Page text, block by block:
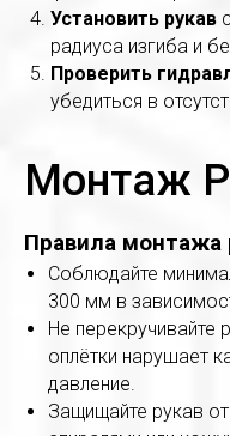
Установить рукав
радиуса изгиба и
Проверить
убедиться в
Монтаж
Правила монтажа
Соблюдайте
300 мм в
Не перекручивайте
оплётки нарушает
давление.
Защищайте рукав